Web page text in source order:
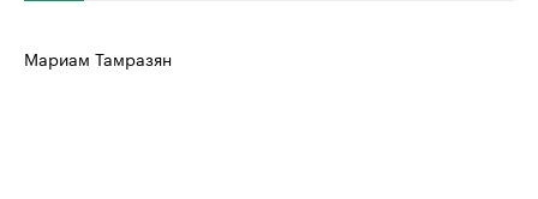
Мариам Тамразян